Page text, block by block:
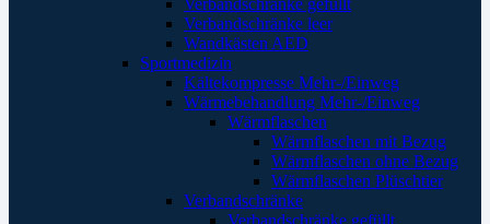
Verbandschränke gefüllt
Verbandschränke leer
Wandkästen AED
Sportmedizin
Kältekompresse Mehr-/Einweg
Wärmebehandlung Mehr-/Einweg
Wärmflaschen
Wärmflaschen mit Bezug
Wärmflaschen ohne Bezug
Wärmflaschen Plüschtier
Verbandschränke
Verbandschränke gefüllt